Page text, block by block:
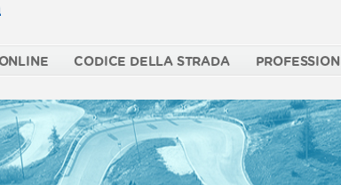
CODICE DELLA STRADA